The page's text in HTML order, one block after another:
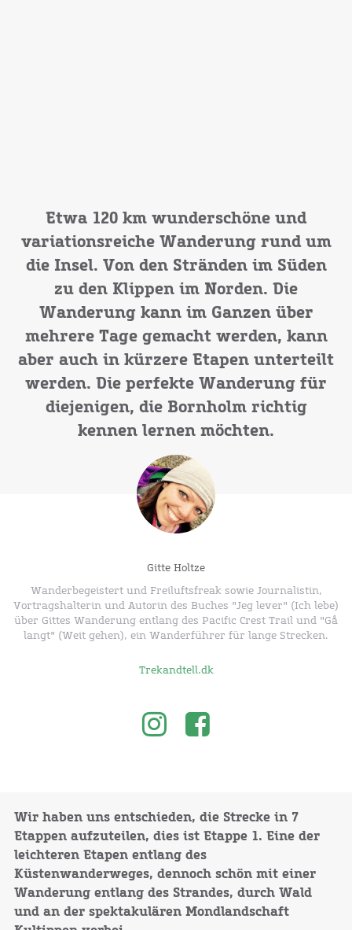
Etwa 120 km wunderschöne und
variationsreiche Wanderung rund um
die Insel. Von den Stränden im Süden
zu den Klippen im Norden. Die
Wanderung kann im Ganzen über
mehrere Tage gemacht werden, kann
aber auch in kürzere Etapen unterteilt
werden. Die perfekte Wanderung für
diejenigen, die Bornholm richtig
kennen lernen möchten.
Gitte Holtze
Wanderbegeistert und Freiluftsfreak sowie Journalistin,
Vortragshalterin und Autorin des Buches "Jeg lever" (Ich lebe)
über Gittes Wanderung entlang des Pacific Crest Trail und "Gå
langt" (Weit gehen), ein Wanderführer für lange Strecken.
Trekandtell.dk
Wir haben uns entschieden, die Strecke in 7
Etappen aufzuteilen, dies ist Etappe 1. Eine der
leichteren Etapen entlang des
Küstenwanderweges, dennoch schön mit einer
Wanderung entlang des Strandes, durch Wald
und an der spektakulären Mondlandschaft